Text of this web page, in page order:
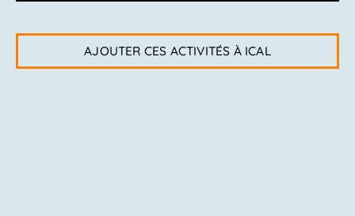
AJOUTER CES ACTIVITÉS À ICAL